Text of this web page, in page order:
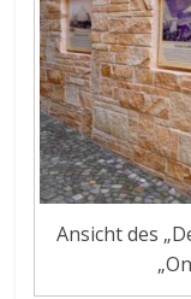
Ansicht des